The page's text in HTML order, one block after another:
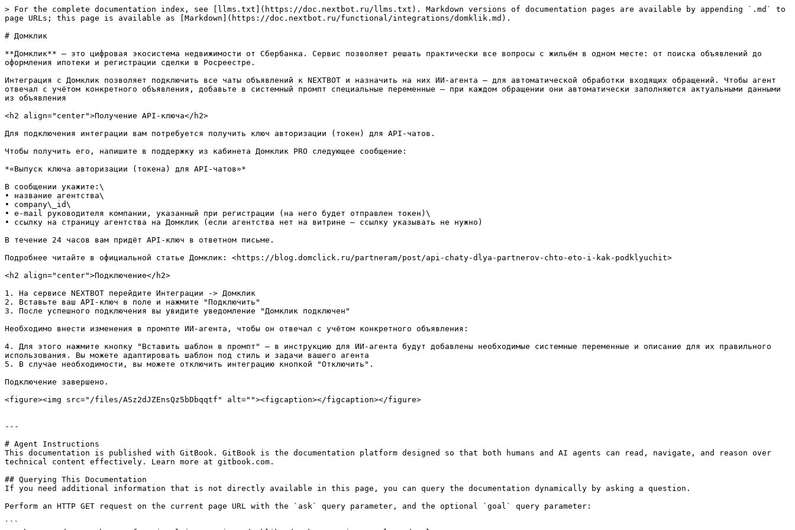
> For the complete documentation index, see [llms.txt](https://doc.nextbot.ru/llms.txt). Markdown versions of documentation pages are available by appending `.md` to
page URLs; this page is available as [Markdown](https://doc.nextbot.ru/functional/integrations/domklik.md).
# Домклик
**Домклик** — это цифровая экосистема недвижимости от Сбербанка. Сервис позволяет решать практически все вопросы с жильём в одном месте: от поиска объявлений до
оформления ипотеки и регистрации сделки в Росреестре.
Интеграция с Домклик позволяет подключить все чаты объявлений к NEXTBOT и назначить на них ИИ-агента — для автоматической обработки входящих обращений. Чтобы агент
отвечал с учётом конкретного объявления, добавьте в системный промпт специальные переменные — при каждом обращении они автоматически заполняются актуальными данными
из объявления
<h2 align="center">Получение API-ключа</h2>
Для подключения интеграции вам потребуется получить ключ авторизации (токен) для API-чатов.
Чтобы получить его, напишите в поддержку из кабинета Домклик PRO следующее сообщение:
*«Выпуск ключа авторизации (токена) для API-чатов»*
В сообщении укажите:\
• название агентства\
• company\_id\
• e-mail руководителя компании, указанный при регистрации (на него будет отправлен токен)\
• ссылку на страницу агентства на Домклик (если агентства нет на витрине — ссылку указывать не нужно)
В течение 24 часов вам придёт API-ключ в ответном письме.
Подробнее читайте в официальной статье Домклик: <https://blog.domclick.ru/partneram/post/api-chaty-dlya-partnerov-chto-eto-i-kak-podklyuchit>
<h2 align="center">Подключение</h2>
1. На сервисе NEXTBOT перейдите Интеграции -> Домклик
2. Вставьте ваш API-ключ в поле и нажмите "Подключить"
3. После успешного подключения вы увидите уведомление "Домклик подключен"
Необходимо внести изменения в промпте ИИ-агента, чтобы он отвечал с учётом конкретного объявления:
4. Для этого нажмите кнопку "Вставить шаблон в промпт" — в инструкцию для ИИ-агента будут добавлены необходимые системные переменные и описание для их правильного
использования. Вы можете адаптировать шаблон под стиль и задачи вашего агента
5. В случае необходимости, вы можете отключить интеграцию кнопкой "Отключить".
Подключение завершено.
<figure><img src="/files/ASz2dJZEnsQz5bDbqqtf" alt=""><figcaption></figcaption></figure>
---
# Agent Instructions
This documentation is published with GitBook. GitBook is the documentation platform designed so that both humans and AI agents can read, navigate, and reason over
technical content effectively. Learn more at gitbook.com.
## Querying This Documentation
If you need additional information that is not directly available in this page, you can query the documentation dynamically by asking a question.
Perform an HTTP GET request on the current page URL with the `ask` query parameter, and the optional `goal` query parameter:
```